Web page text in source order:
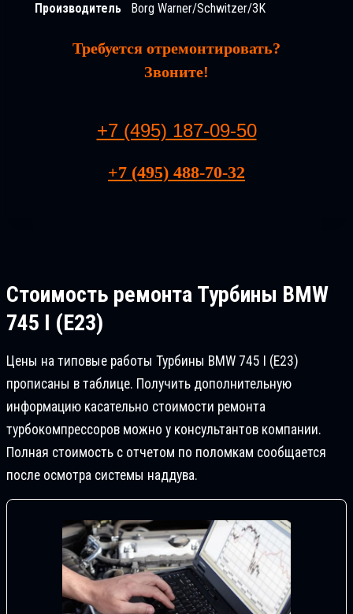
Производитель
Borg Warner/Schwitzer/3K
Требуется отремонтировать?
Звоните!
+7 (495) 187-09-50
+7 (495) 488-70-32
Стоимость ремонта Турбины BMW
745 I (E23)
Цены на типовые работы Турбины BMW 745 I (E23)
прописаны в таблице. Получить дополнительную
информацию касательно стоимости ремонта
турбокомпрессоров можно у консультантов компании.
Полная стоимость с отчетом по поломкам сообщается
после осмотра системы наддува.